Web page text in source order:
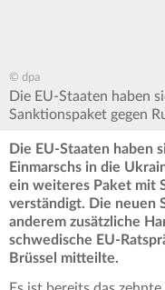
© dpa
Die EU-Staaten haben
Sanktionspaket gegen
Die EU-Staaten haben
Einmarschs in die
ein weiteres Paket mit
verständigt. Die neuen
anderem zusätzliche
schwedische EU-
Brüssel mitteilte.